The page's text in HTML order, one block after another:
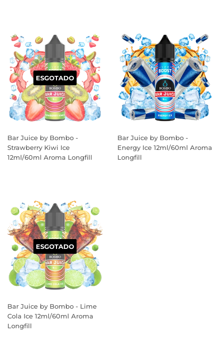
ESGOTADO
Bar Juice by Bombo -
Strawberry Kiwi Ice
12ml/60ml Aroma Longfill
Bar Juice by Bombo -
Energy Ice 12ml/60ml Aroma
Longfill
ESGOTADO
Bar Juice by Bombo - Lime
Cola Ice 12ml/60ml Aroma
Longfill